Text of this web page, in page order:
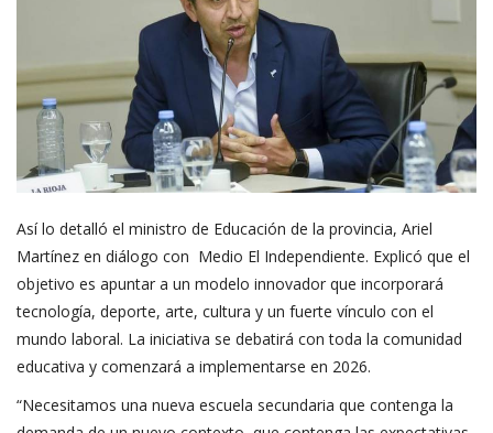
Así lo detalló el ministro de Educación de la provincia, Ariel
Martínez en diálogo con Medio El Independiente. Explicó que el
objetivo es apuntar a un modelo innovador que incorporará
tecnología, deporte, arte, cultura y un fuerte vínculo con el
mundo laboral. La iniciativa se debatirá con toda la comunidad
educativa y comenzará a implementarse en 2026.
“Necesitamos una nueva escuela secundaria que contenga la